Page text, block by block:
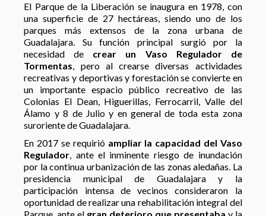
El Parque de la Liberación se inaugura en 1978, con
una superficie de 27 hectáreas, siendo uno de los
parques más extensos de la zona urbana de
Guadalajara. Su función principal surgió por la
necesidad de crear un Vaso Regulador
de
Tormentas, pero al crearse diversas actividades
recreativas y deportivas y forestación se convierte en
un importante espacio público recreativo de las
Colonias El Dean, Higuerillas, Ferrocarril, Valle del
Álamo y 8 de Julio y en general de toda esta zona
suroriente de Guadalajara.
En 2017 se requirió ampliar la capacidad del Vaso
Regulador, ante el inminente riesgo de inundación
por la continua urbanización de las zonas aledañas. La
presidencia municipal de Guadalajara y la
participación intensa de vecinos consideraron la
oportunidad de realizar una rehabilitación integral del